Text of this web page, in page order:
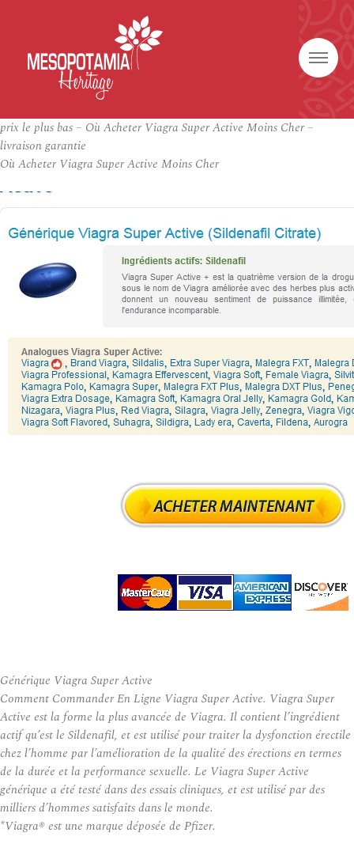
prix le plus bas – Où Acheter Viagra Super Active Moins Cher –
livraison garantie
Où Acheter Viagra Super Active Moins Cher
Générique Viagra Super Active
Comment Commander En Ligne Viagra Super Active. Viagra Super
Active est la forme la plus avancée de Viagra. Il contient l’ingrédient
actif qu’est le Sildenafil, et est utilisé pour traiter la dysfonction érectile
chez l’homme par l’amélioration de la qualité des érections en termes
de la durée et la performance sexuelle. Le Viagra Super Active
générique a été testé dans des essais cliniques, et est utilisé par des
milliers d’hommes satisfaits dans le monde.
*Viagra® est une marque déposée de Pfizer.